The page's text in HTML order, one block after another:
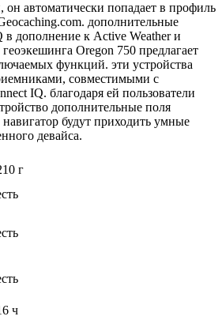
автоматически попадает в профиль
дополнительные
дополнение к Active Weather и
Oregon 750 предлагает
функций. эти устройства
совместимыми с
IQ. благодаря ей пользователи
дополнительные поля
будут приходить умные
девайса.
г
ч